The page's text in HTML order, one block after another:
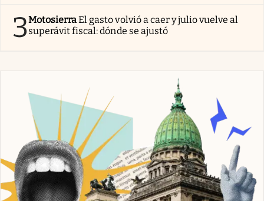
3MotosierraEl gasto volvió a caer y julio vuelve al
superávit fiscal: dónde se ajustó